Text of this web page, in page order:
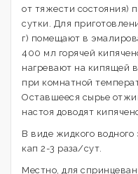
от тяжести состояния)
сутки. Для
г) помещают в
400 мл горячей
нагревают на кипящей
при комнатной
Оставшееся сырье
настоя доводят
В виде жидкого
кап 2-3 раза/сут.
Местно, для